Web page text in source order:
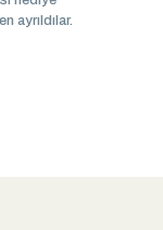
ayrıldılar.